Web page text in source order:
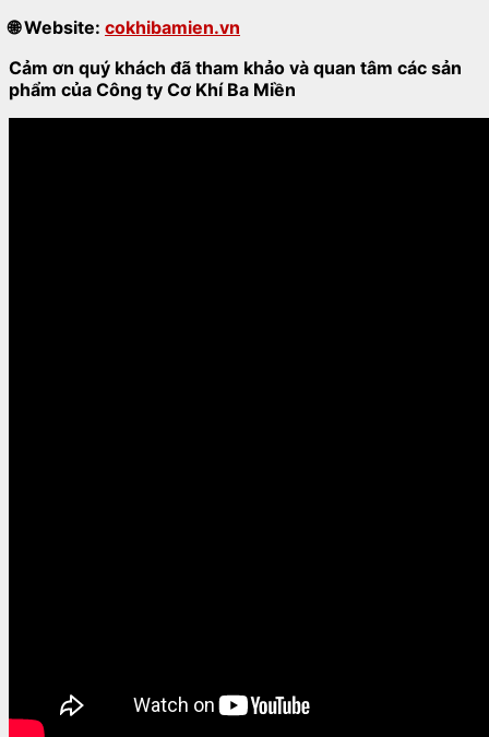
🌐Website: cokhibamien.vn
Cảm ơn quý khách đã tham khảo và quan tâm các sản
phẩm của Công ty Cơ Khí Ba Miền